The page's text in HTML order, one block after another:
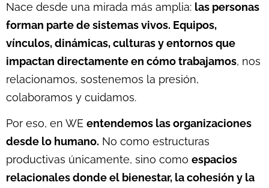
Nace desde una mirada más amplia: las personas
forman parte de sistemas vivos. Equipos,
vínculos, dinámicas, culturas y entornos que
impactan directamente en cómo trabajamos, nos
relacionamos, sostenemos la presión,
colaboramos y cuidamos.
Por eso, en WE entendemos las organizaciones
desde lo humano. No como estructuras
productivas únicamente, sino como espacios
relacionales donde el bienestar, la cohesión y la